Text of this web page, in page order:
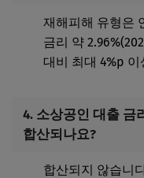
재해피해 유형은
금리 약
대비 최대 4%p
4. 소상공인 대출 금
합산되나요?
합산되지 않습니